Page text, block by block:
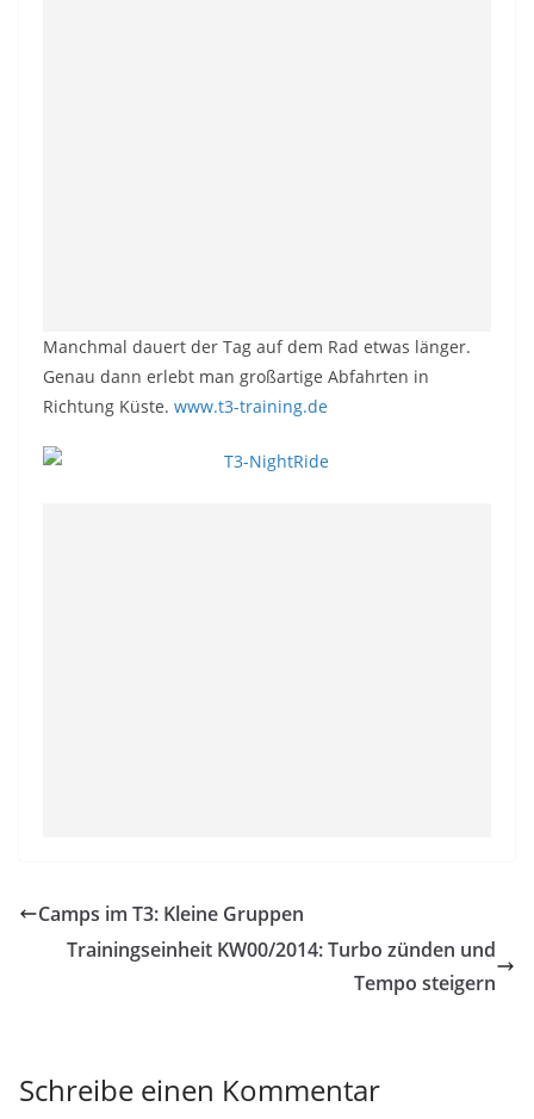
Manchmal dauert der Tag auf dem Rad etwas länger.
Genau dann erlebt man großartige Abfahrten in
Richtung Küste. www.t3-training.de
Camps im T3: Kleine Gruppen
Trainingseinheit KW00/2014: Turbo zünden und
Tempo steigern
Schreibe einen Kommentar